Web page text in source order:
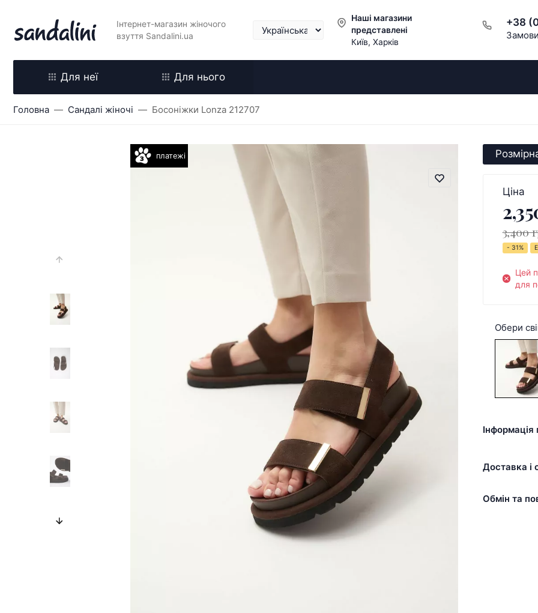
Інтернет-магазин жіночого
взуття Sandalini.ua
Наші магазини
представлені
Київ, Харків
+38
Для неї Для нього
Головна Сандалі жіночі Босоніжки Lonza 212707
платежі
Ціна
3,400
- 31%
Цей
для
Обери
Інформація
Доставка і
Обмін та